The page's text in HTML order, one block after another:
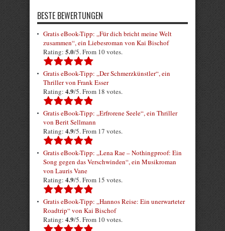
BESTE BEWERTUNGEN
Gratis eBook-Tipp: „Für dich bricht meine Welt
zusammen“, ein Liebesroman von Kai Bischof
Rating: 5.0/5. From 10 votes.
Gratis eBook-Tipp: „Der Schmerzkünstler“, ein
Thriller von Frank Esser
Rating: 4.9/5. From 18 votes.
Gratis eBook-Tipp: „Erfrorene Seele“, ein Thriller
von Berit Sellmann
Rating: 4.9/5. From 17 votes.
Gratis eBook-Tipp: „Lena Rae – Nothingproof: Ein
Song gegen das Verschwinden“, ein Musikroman
von Lauris Vane
Rating: 4.9/5. From 15 votes.
Gratis eBook-Tipp: „Hannos Reise: Ein unerwarteter
Roadtrip“ von Kai Bischof
Rating: 4.9/5. From 10 votes.